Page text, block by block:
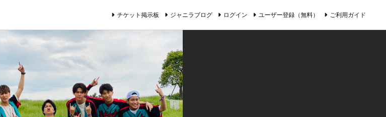
チケット掲示板 ジャニラブログ ログイン ユーザー登録（無料） ご利用ガイド